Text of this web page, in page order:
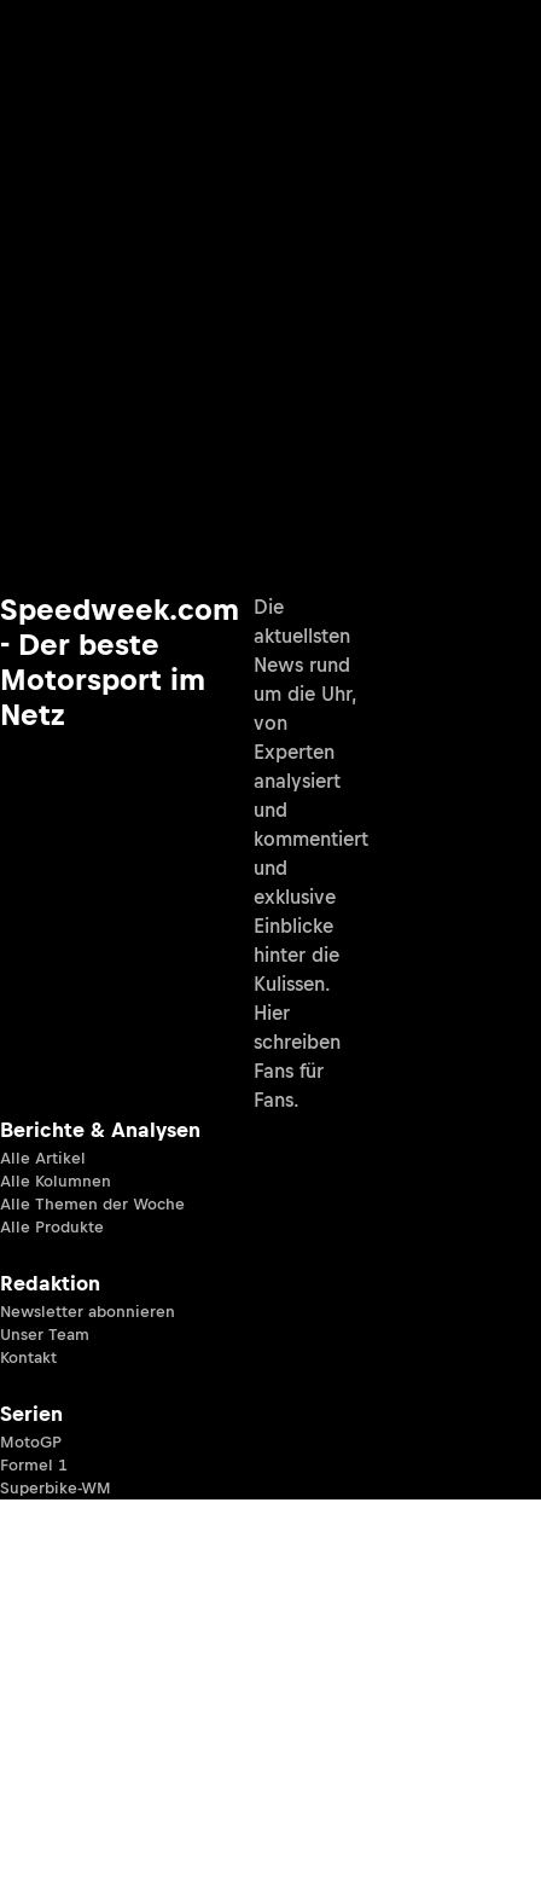
Speedweek.com
- Der beste
Motorsport im
Netz
Die
aktuellsten
News rund
um die Uhr,
von
Experten
analysiert
und
kommentiert
und
exklusive
Einblicke
hinter die
Kulissen.
Hier
schreiben
Fans für
Fans.
Berichte & Analysen
Alle Artikel
Alle Kolumnen
Alle Themen der Woche
Alle Produkte
Redaktion
Newsletter abonnieren
Unser Team
Kontakt
Serien
MotoGP
Formel 1
Superbike-WM